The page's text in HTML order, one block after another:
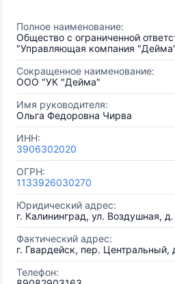
Полное наименование:
Общество с ограниченной
"Управляющая компания
Сокращенное наименование:
ООО "УК "Дейма"
Имя руководителя:
Ольга Федоровна Чирва
ИНН:
3906302020
ОГРН:
1133926030270
Юридический адрес:
г. Калининград, ул. Воздушная,
Фактический адрес:
г. Гвардейск, пер. Центральный,
Телефон: